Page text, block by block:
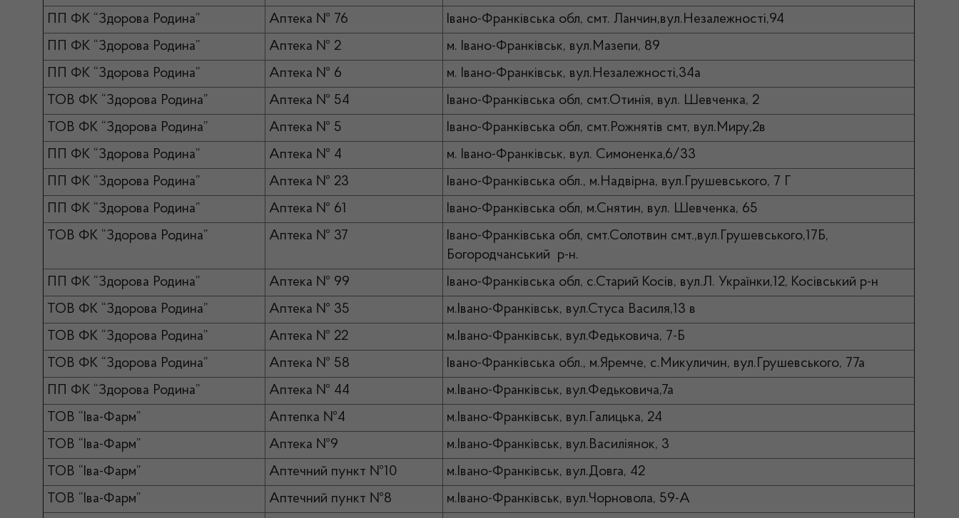
ПП ФК “Здорова Родина”
Аптека № 76
Івано-Франківська обл, смт. Ланчин,вул.Незалежності,94
ПП ФК “Здорова Родина”
Аптека № 2
м. Івано-Франківськ, вул.Мазепи, 89
ПП ФК “Здорова Родина”
Аптека № 6
м. Івано-Франківськ, вул.Незалежності,34а
ТОВ ФК “Здорова Родина”
Аптека № 54
Івано-Франківська обл, смт.Отинія, вул. Шевченка, 2
ТОВ ФК “Здорова Родина”
Аптека № 5
Івано-Франківська обл, смт.Рожнятів смт, вул.Миру,2в
ПП ФК “Здорова Родина”
Аптека № 4
м. Івано-Франківськ, вул. Симоненка,6/33
ПП ФК “Здорова Родина”
Аптека № 23
Івано-Франківська обл., м.Надвірна, вул.Грушевського, 7 Г
ПП ФК “Здорова Родина”
Аптека № 61
Івано-Франківська обл, м.Снятин, вул. Шевченка, 65
ТОВ ФК “Здорова Родина”
Аптека № 37
Івано-Франківська обл, смт.Солотвин смт.,вул.Грушевського,17Б,
Богородчанський р-н.
ПП ФК “Здорова Родина”
Аптека № 99
Івано-Франківська обл, с.Старий Косів, вул.Л. Українки,12, Косівський р-н
ТОВ ФК “Здорова Родина”
Аптека № 35
м.Івано-Франківськ, вул.Стуса Василя,13 в
ТОВ ФК “Здорова Родина”
Аптека № 22
м.Івано-Франківськ, вул.Федьковича, 7-Б
ТОВ ФК “Здорова Родина”
Аптека № 58
Івано-Франківська обл., м.Яремче, с.Микуличин, вул.Грушевського, 77а
ПП ФК “Здорова Родина”
Аптека № 44
м.Івано-Франківськ, вул.Федьковича,7а
ТОВ “Іва-Фарм”
Аптепка №4
м.Івано-Франківськ, вул.Галицька, 24
ТОВ “Іва-Фарм”
Аптека №9
м.Івано-Франківськ, вул.Василіянок, 3
ТОВ “Іва-Фарм”
Аптечний пункт №10
м.Івано-Франківськ, вул.Довга, 42
ТОВ “Іва-Фарм”
Аптечний пункт №8
м.Івано-Франківськ, вул.Чорновола, 59-А